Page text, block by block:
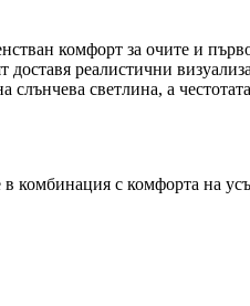
комфорт за очите и
реалистични
светлина, а
комбинация с комфорта на